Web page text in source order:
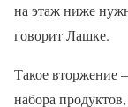
на этаж ниже
говорит Лашке.
Такое вторжение
набора